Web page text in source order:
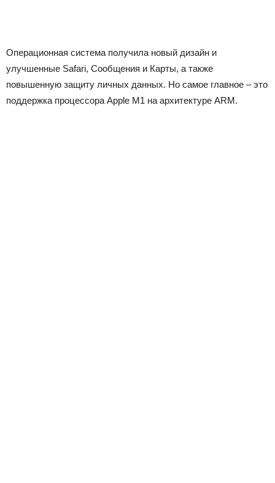
Операционная система получила новый дизайн и
улучшенные Safari, Сообщения и Карты, а также
повышенную защиту личных данных. Но самое главное – это
поддержка процессора Apple M1 на архитектуре ARM.